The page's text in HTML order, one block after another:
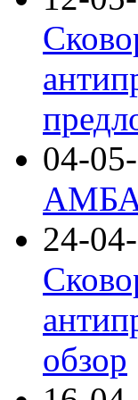
04-
24-
обзор